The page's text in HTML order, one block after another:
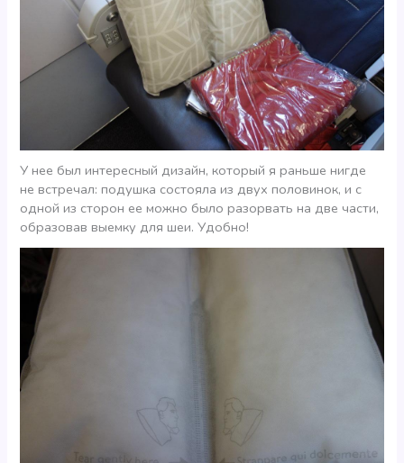
У нее был интересный дизайн, который я раньше нигде
не встречал: подушка состояла из двух половинок, и с
одной из сторон ее можно было разорвать на две части,
образовав выемку для шеи. Удобно!